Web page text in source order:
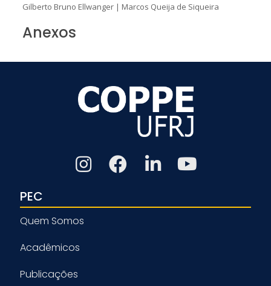
Gilberto Bruno Ellwanger| Marcos Queija de Siqueira
Anexos
PEC
Quem Somos
Acadêmicos
Publicações